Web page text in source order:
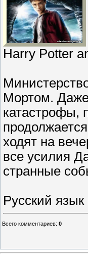
Harry Potter
Мортом.
катастрофы,
ходят на
все усилия
странные
Русский
Всего комментариев: 0